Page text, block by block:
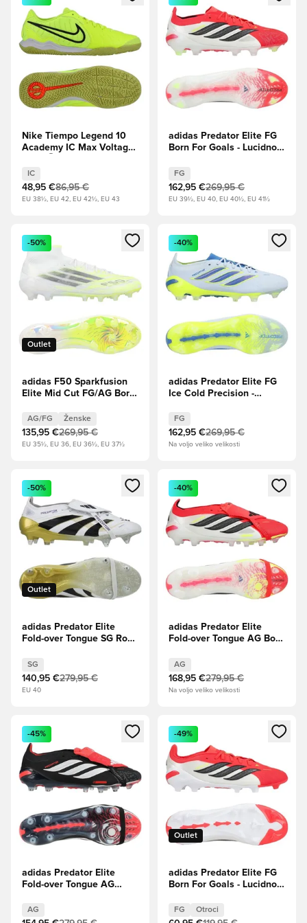
Nike Tiempo Legend 10
Academy IC Max Voltage
IC
48,95 €86,95 €
EU 38½, EU 42, EU 42½, EU 43
adidas Predator Elite FG
Born For Goals - Lucidno
Bela
FG
162,95 €269,95 €
EU 39½, EU 40, EU 40½, EU 41½
Odpre Modal za prijavo ali vpis kot član
Outlet
-50%
adidas F50 Sparkfusion
Elite Mid Cut FG/AG Born
Železna kovina/Hi-Res
rumena Ženske
AG/FG Ženske
135,95 €269,95 €
EU 35½, EU 36, EU 36½, EU 37½
Odpre Modal za prijavo ali
-40%
adidas Predator Elite FG
Ice Cold Precision -
Blue/Sončno rumena
FG
162,95 €269,95 €
Na voljo veliko velikosti
Odpre Modal za prijavo ali vpis kot član
Outlet
-50%
adidas Predator Elite
Fold-over Tongue SG Road
Bela/Jedro črna/Zlato
kovinsko
SG
140,95 €279,95 €
EU 40
Odpre Modal za prijavo ali
-40%
adidas Predator Elite
Fold-over Tongue AG Born
rdeča/Jedro črna/Obutev
Bela
AG
168,95 €279,95 €
Na voljo veliko velikosti
Odpre Modal za prijavo ali vpis kot član
-45%
adidas Predator Elite
Fold-over Tongue AG
črna/Obutev Bela/Lucidno
rdeča
AG
Odpre Modal za prijavo ali
Outlet
-49%
adidas Predator Elite FG
Born For Goals - Lucidno
Bela Otroci
FG Otroci